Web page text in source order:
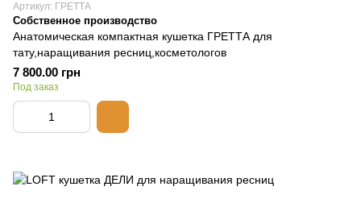
Артикул: ГРЕТТА
Собственное производство
Анатомическая компактная кушетка ГРЕТТА для
тату,наращивания ресниц,косметологов
7 800.00 грн
Под заказ